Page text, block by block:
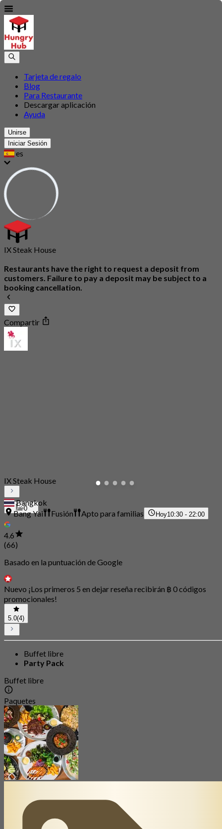
Tarjeta de regalo
Blog
Para Restaurante
Descargar aplicación
Ayuda
Unirse
Iniciar Sesión
es
IX Steak House
Restaurants have the right to request a deposit from
customers. Failure to pay a deposit may be subject to a
booking cancellation.
Compartir
0
IX Steak House
Bangkok
Bang Yai
Fusión Apto para familias Hoy10:30 - 22:00
4.6
(66)
Basado en la puntuación de Google
Nuevo ¡Los primeros 5 en dejar reseña recibirán ฿ 0 códigos
promocionales!
5.0(4)
Buffet libre
Party Pack
Buffet libre
Paquetes